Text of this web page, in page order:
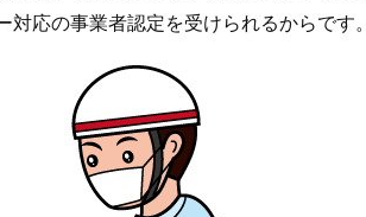
対応の事業者認定を受けられるからです。